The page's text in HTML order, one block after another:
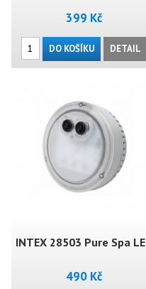
399 Kč
DO KOŠÍKU DETAIL
INTEX 28503 Pure Spa
Light
490 Kč